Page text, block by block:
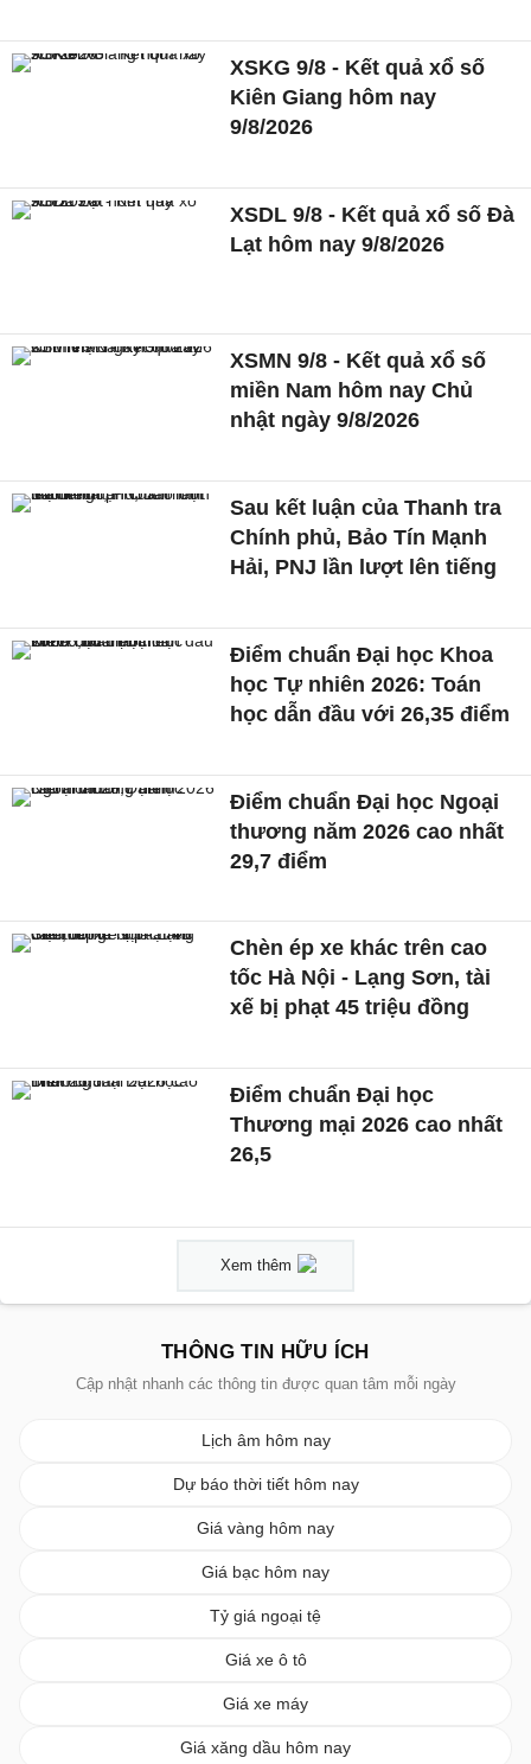
XSKG 9/8 - Kết quả xổ số
Kiên Giang hôm nay
9/8/2026
XSDL 9/8 - Kết quả xổ số Đà
Lạt hôm nay 9/8/2026
XSMN 9/8 - Kết quả xổ số
miền Nam hôm nay Chủ
nhật ngày 9/8/2026
Sau kết luận của Thanh tra
Chính phủ, Bảo Tín Mạnh
Hải, PNJ lần lượt lên tiếng
Điểm chuẩn Đại học Khoa
học Tự nhiên 2026: Toán
học dẫn đầu với 26,35 điểm
Điểm chuẩn Đại học Ngoại
thương năm 2026 cao nhất
29,7 điểm
Chèn ép xe khác trên cao
tốc Hà Nội - Lạng Sơn, tài
xế bị phạt 45 triệu đồng
Điểm chuẩn Đại học
Thương mại 2026 cao nhất
26,5
Xem thêm
THÔNG TIN HỮU ÍCH
Cập nhật nhanh các thông tin được quan tâm mỗi ngày
Lịch âm hôm nay
Dự báo thời tiết hôm nay
Giá vàng hôm nay
Giá bạc hôm nay
Tỷ giá ngoại tệ
Giá xe ô tô
Giá xe máy
Giá xăng dầu hôm nay